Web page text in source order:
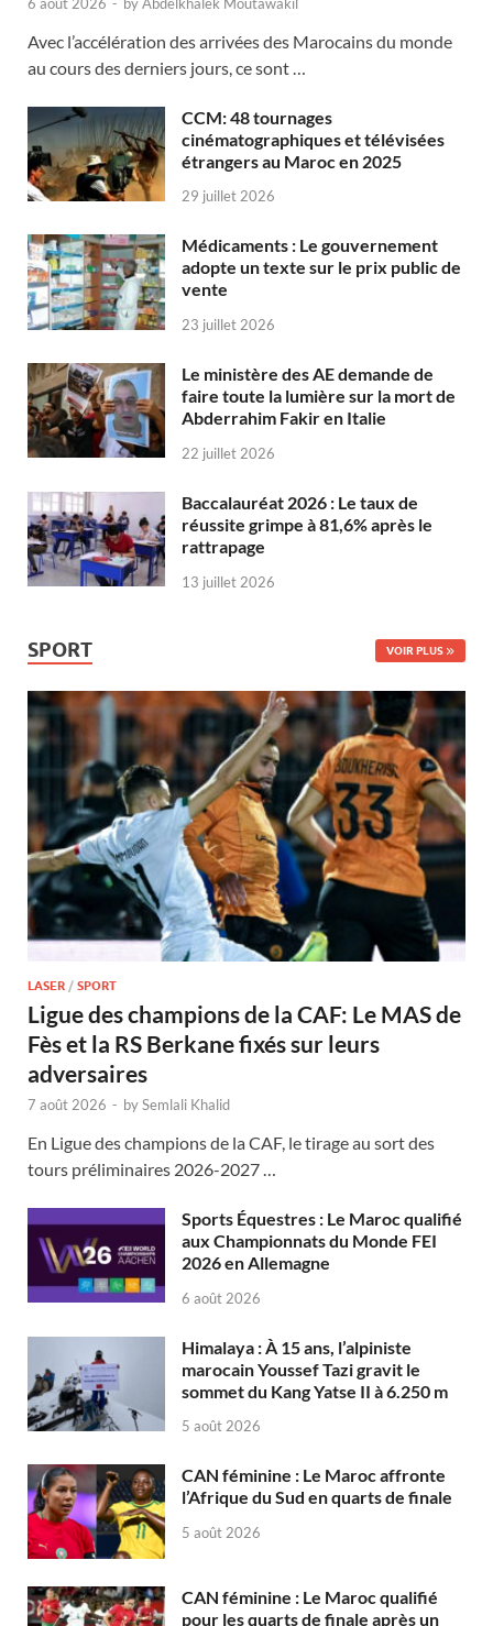
Avec l’accélération des arrivées des Marocains du monde
au cours des derniers jours, ce sont …
CCM: 48 tournages
cinématographiques et télévisées
étrangers au Maroc en 2025
29 juillet 2026
Médicaments : Le gouvernement
adopte un texte sur le prix public de
vente
23 juillet 2026
Le ministère des AE demande de
faire toute la lumière sur la mort de
Abderrahim Fakir en Italie
22 juillet 2026
Baccalauréat 2026 : Le taux de
réussite grimpe à 81,6% après le
rattrapage
13 juillet 2026
SPORT VOIR PLUS
LASER / SPORT
Ligue des champions de la CAF: Le MAS de
Fès et la RS Berkane fixés sur leurs
adversaires
7 août 2026 - bySemlali Khalid
En Ligue des champions de la CAF, le tirage au sort des
tours préliminaires 2026-2027 …
Sports Équestres : Le Maroc qualifié
aux Championnats du Monde FEI
2026 en Allemagne
6 août 2026
Himalaya : À 15 ans, l’alpiniste
marocain Youssef Tazi gravit le
sommet du Kang Yatse II à 6.250 m
5 août 2026
CAN féminine : Le Maroc affronte
l’Afrique du Sud en quarts de finale
5 août 2026
CAN féminine : Le Maroc qualifié
pour les quarts de finale après un